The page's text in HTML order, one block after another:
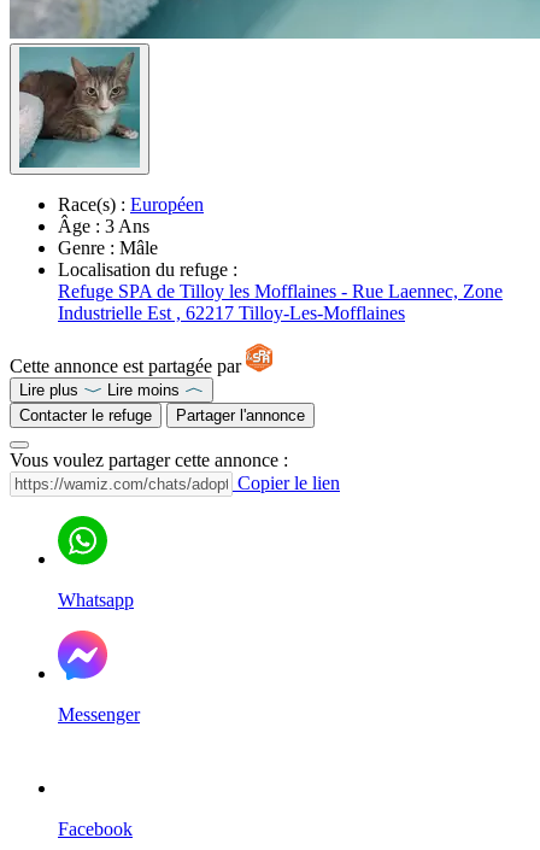
Race(s) : Européen
Âge : 3 Ans
Genre : Mâle
Localisation du refuge :
Refuge SPA de Tilloy les Mofflaines - Rue Laennec, Zone
Industrielle Est , 62217 Tilloy-Les-Mofflaines
Cette annonce est partagée par
Lire plus
Lire moins
Contacter le refuge
Partager l'annonce
Vous voulez partager cette annonce :
Copier le lien
Whatsapp
Messenger
Facebook